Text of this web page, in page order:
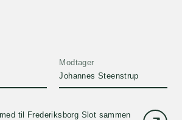
Modtager
Johannes Steenstrup
til Frederiksborg Slot sammen